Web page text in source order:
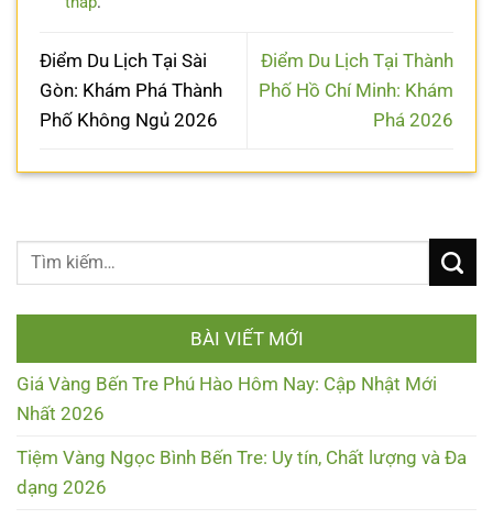
Điểm Du Lịch Tại Sài
Gòn: Khám Phá Thành
Phố Không Ngủ 2026
Điểm Du Lịch Tại Thành
Phố Hồ Chí Minh: Khám
Phá 2026
BÀI VIẾT MỚI
Giá Vàng Bến Tre Phú Hào Hôm Nay: Cập Nhật Mới
Nhất 2026
Tiệm Vàng Ngọc Bình Bến Tre: Uy tín, Chất lượng và Đa
dạng 2026